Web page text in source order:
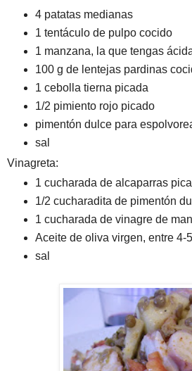
4 patatas medianas
1 tentáculo de pulpo cocido
1 manzana, la que tengas
100 g de lentejas pardinas
1 cebolla tierna picada
1/2 pimiento rojo picado
pimentón dulce para
sal
Vinagreta:
1 cucharada de alcaparras
1/2 cucharadita de pimentón
1 cucharada de vinagre de
Aceite de oliva virgen, entre 4-
sal